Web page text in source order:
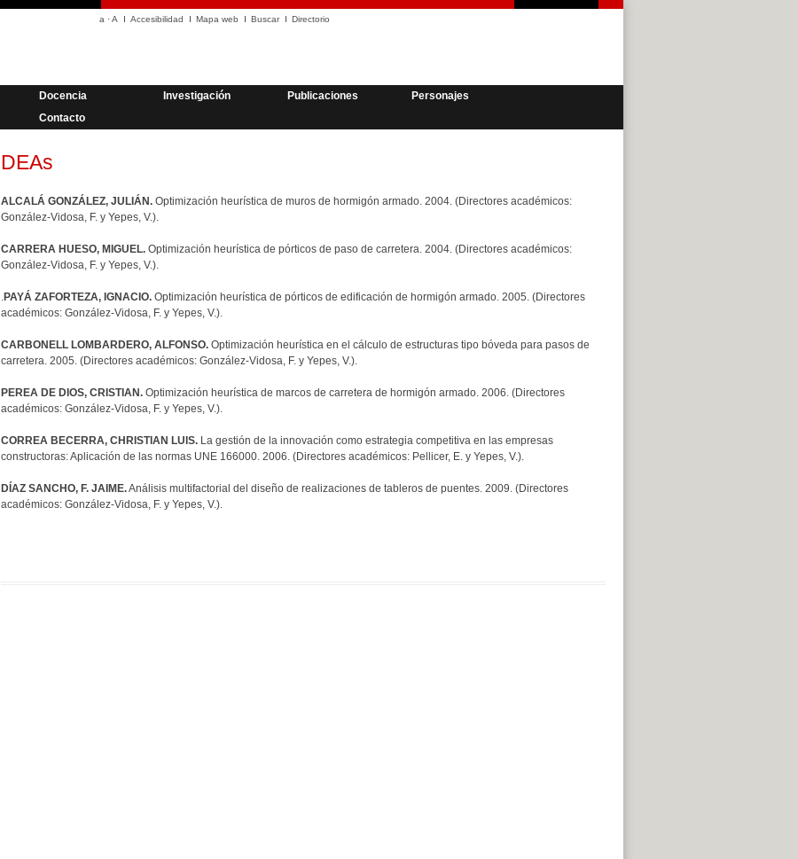
a ·A Accesibilidad Mapa web Buscar Directorio
Docencia Investigación Publicaciones
Personajes
Contacto
DEAs
ALCALÁ GONZÁLEZ, JULIÁN.Optimización heurística de muros de hormigón armado. 2004. (Directores académicos:
González-Vidosa, F. y Yepes, V.).
CARRERA HUESO, MIGUEL.Optimización heurística de pórticos de paso de carretera. 2004. (Directores académicos:
González-Vidosa, F. y Yepes, V.).
.PAYÁ ZAFORTEZA, IGNACIO.Optimización heurística de pórticos de edificación de hormigón armado. 2005. (Directores
académicos: González-Vidosa, F. y Yepes, V.).
CARBONELL LOMBARDERO, ALFONSO.Optimización heurística en el cálculo de estructuras tipo bóveda para pasos de
carretera. 2005. (Directores académicos: González-Vidosa, F. y Yepes, V.).
PEREA DE DIOS, CRISTIAN.Optimización heurística de marcos de carretera de hormigón armado. 2006. (Directores
académicos: González-Vidosa, F. y Yepes, V.).
CORREA BECERRA, CHRISTIAN LUIS.La gestión de la innovación como estrategia competitiva en las empresas
constructoras: Aplicación de las normas UNE 166000. 2006. (Directores académicos: Pellicer, E. y Yepes, V.).
DÍAZ SANCHO, F. JAIME.Análisis multifactorial del diseño de realizaciones de tableros de puentes. 2009. (Directores
académicos: González-Vidosa, F. y Yepes, V.).